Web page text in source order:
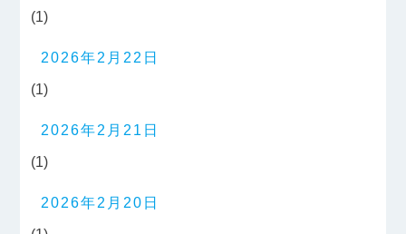
(1)
2026年2月22日
(1)
2026年2月21日
(1)
2026年2月20日